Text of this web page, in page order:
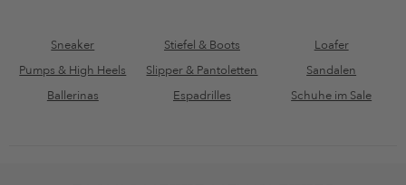
Sneaker Stiefel & Boots
Loafer
Pumps & High Heels
Slipper & Pantoletten
Sandalen
Ballerinas
Espadrilles Schuhe im Sale